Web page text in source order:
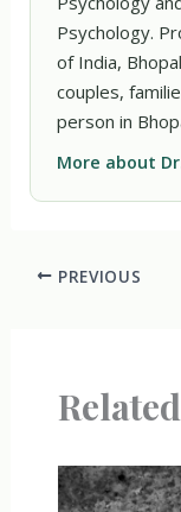
Psychology.
of India,
couples,
person in
More about
PREVIOUS